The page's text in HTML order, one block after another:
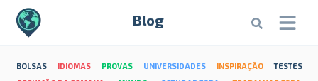
Blog
BOLSAS IDIOMAS PROVAS UNIVERSIDADES INSPIRAÇÃO
TESTES